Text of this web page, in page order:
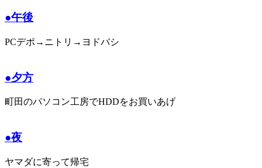
●午後
PCデポ→ニトリ→ヨドバシ
●夕方
町田のパソコン工房でHDDをお買いあげ
●夜
ヤマダに寄って帰宅